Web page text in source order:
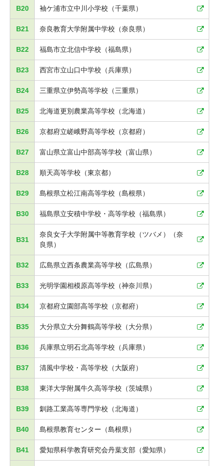
B20 袖ケ浦市立中川小学校（千葉県）
B21 奈良教育大学附属中学校（奈良県）
B22 福島市立北信中学校（福島県）
B23 西宮市立山口中学校（兵庫県）
B24 三重県立伊勢高等学校（三重県）
B25 北海道更別農業高等学校（北海道）
B26 京都府立嵯峨野高等学校（京都府）
B27 富山県立富山中部高等学校（富山県）
B28 順天高等学校（東京都）
B29 島根県立松江南高等学校（島根県）
B30 福島県立安積中学校・高等学校（福島県）
B31
奈良女子大学附属中等教育学校（ツバメ）（奈
良県）
B32 広島県立西条農業高等学校（広島県）
B33 光明学園相模原高等学校（神奈川県）
B34 京都府立園部高等学校（京都府）
B35 大分県立大分舞鶴高等学校（大分県）
B36 兵庫県立明石北高等学校（兵庫県）
B37 清風中学校・高等学校（大阪府）
B38 東洋大学附属牛久高等学校（茨城県）
B39 釧路工業高等専門学校（北海道）
B40 島根県教育センター（島根県）
B41 愛知県科学教育研究会丹葉支部（愛知県）